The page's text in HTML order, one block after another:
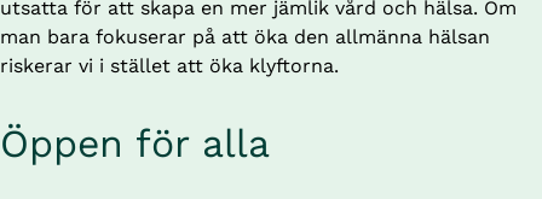
utsatta för att skapa en mer jämlik vård och hälsa. Om
man bara fokuserar på att öka den allmänna hälsan
riskerar vi i stället att öka klyftorna.
Öppen för alla